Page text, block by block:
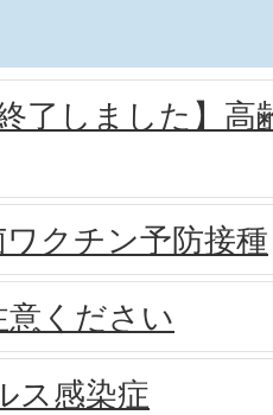
了しました】
クチン予防接種
ください
ス感染症